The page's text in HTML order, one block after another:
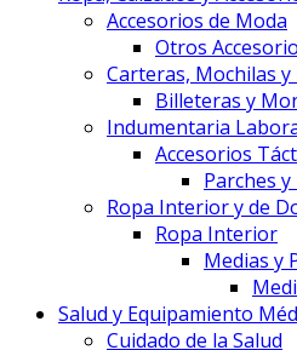
Accesorios de Moda
Otros
Carteras, Mochilas y
Billeteras y
Indumentaria
Accesorios
Parches y
Ropa Interior y de
Ropa Interior
Medias y
Salud y Equipamiento
Cuidado de la Salud